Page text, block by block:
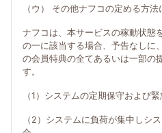
（ウ） その他ナフコの定める方法
ナフコは、本サービスの稼動状態
の一に該当する場合、予告なしに
の会員特典の全てあるいは一部の
す。
（1）システムの定期保守および
（2）システムに負荷が集中しシ